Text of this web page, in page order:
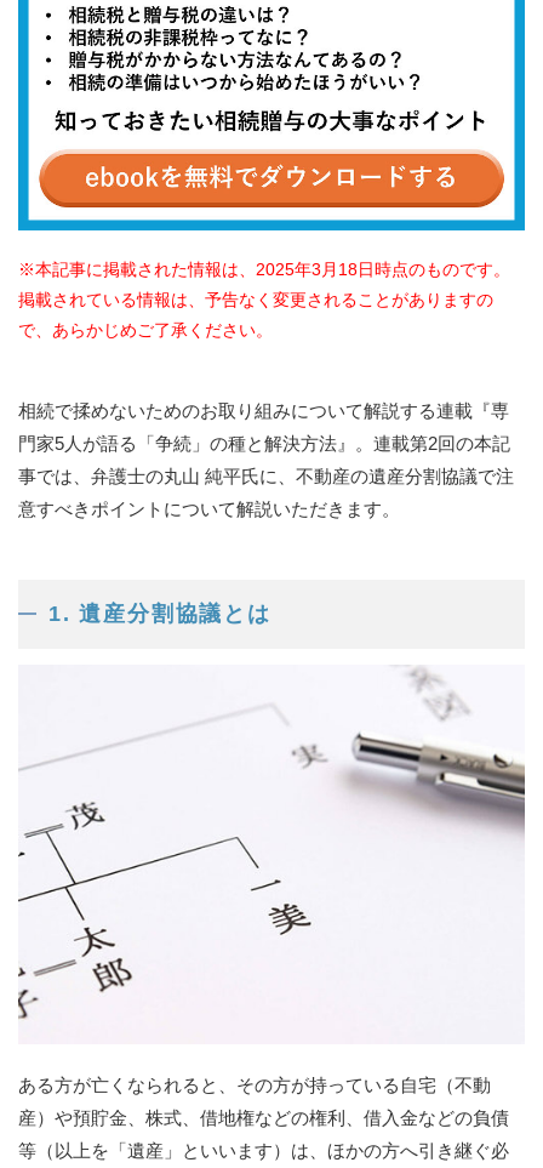
本記事に掲載された情報は、2025年3月18日時点のものです。
掲載されている情報は、予告なく変更されることがありますの
で、あらかじめご了承ください。
相続で揉めないためのお取り組みについて解説する連載『専
門家5人が語る「争続」の種と解決方法』。連載第2回の本記
事では、弁護士の丸山 純平氏に、不動産の遺産分割協議で注
意すべきポイントについて解説いただきます。
1. 遺産分割協議とは
ある方が亡くなられると、その方が持っている自宅（不動
産）や預貯金、株式、借地権などの権利、借入金などの負債
等（以上を「遺産」といいます）は、ほかの方へ引き継ぐ必